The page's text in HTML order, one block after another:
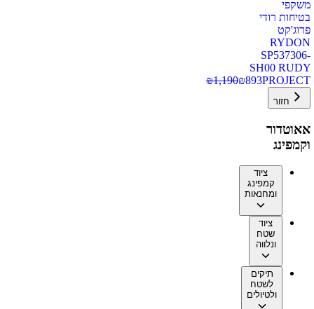
משקפי
בטיחות רודי
פרוג'קט
RYDON
SP537306-
SH00 RUDY
PROJECT
₪893
₪1,190
חזור
אאוטדור
וקמפינג
ציוד
קמפינג
ומחנאות
ציוד
שטח
ונלווה
תיקים
לשטח
ולטיולים